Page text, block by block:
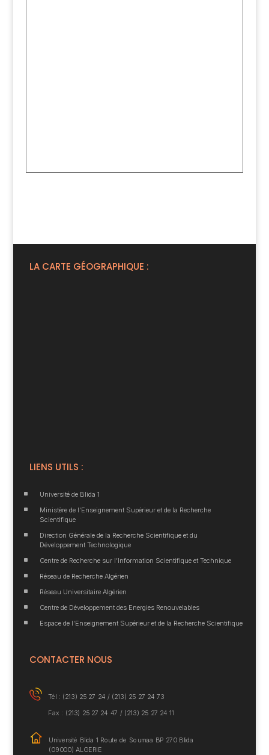
LA CARTE GÉOGRAPHIQUE :
LIENS UTILS :
^ Université de Blida 1
^
Ministère de l’Enseignement Supérieur et de la Recherche
Scientifique
^
Direction Générale de la Recherche Scientifique et du
Développement Technologique
^ Centre de Recherche sur l’Information Scientifique et Technique
^ Réseau de Recherche Algérien
^ Réseau Universitaire Algérien
^ Centre de Développement des Energies Renouvelables
^ Espace de l’Enseignement Supérieur et de la Recherche Scientifique
CONTACTER NOUS
Tél : (213) 25 27 24 / (213) 25 27 24 73
Fax : (213) 25 27 24 47 / (213) 25 27 24 11
Université Blida 1 Route de Soumaa BP 270 Blida
(09000) ALGERIE